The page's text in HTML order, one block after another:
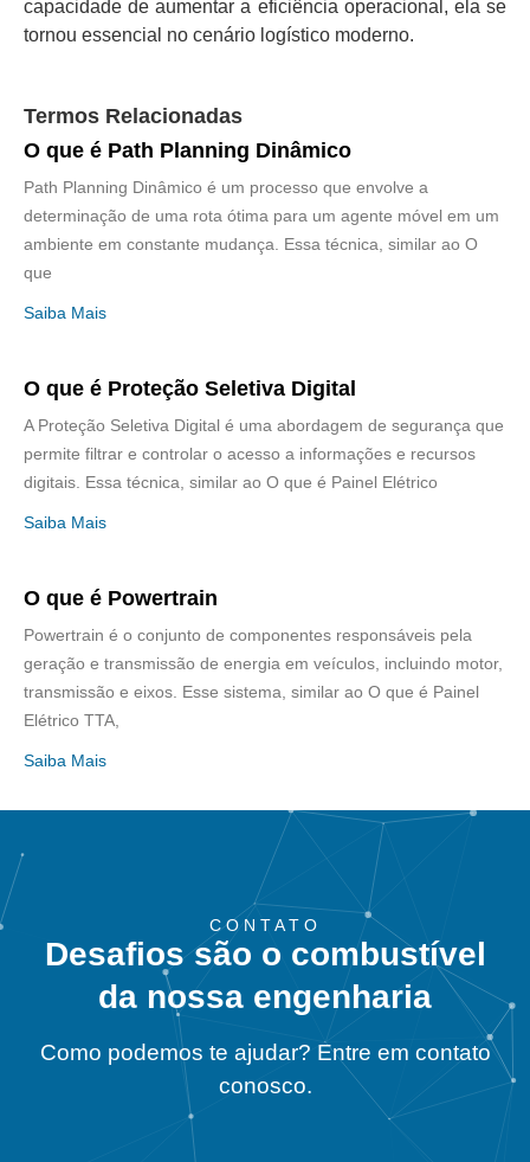
capacidade de aumentar a eficiência operacional, ela se
tornou essencial no cenário logístico moderno.
Termos Relacionadas
O que é Path Planning Dinâmico
Path Planning Dinâmico é um processo que envolve a
determinação de uma rota ótima para um agente móvel em um
ambiente em constante mudança. Essa técnica, similar ao O
que
Saiba Mais
O que é Proteção Seletiva Digital
A Proteção Seletiva Digital é uma abordagem de segurança que
permite filtrar e controlar o acesso a informações e recursos
digitais. Essa técnica, similar ao O que é Painel Elétrico
Saiba Mais
O que é Powertrain
Powertrain é o conjunto de componentes responsáveis pela
geração e transmissão de energia em veículos, incluindo motor,
transmissão e eixos. Esse sistema, similar ao O que é Painel
Elétrico TTA,
Saiba Mais
CONTATO
Desafios são o combustível
da nossa engenharia
Como podemos te ajudar? Entre em contato
conosco.